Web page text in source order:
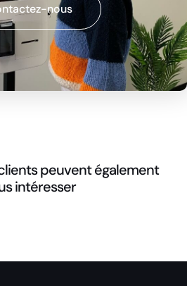
nous
peuvent également
intéresser